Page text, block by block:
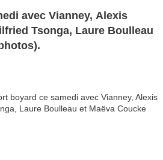
avec Vianney, Alexis
Tsonga, Laure Boulleau